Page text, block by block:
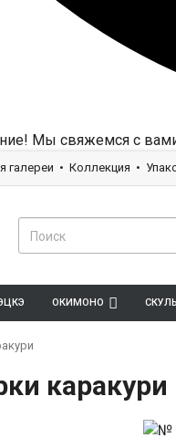
Мы свяжемся с
галереи Коллекция
ОКИМОНО
каракури